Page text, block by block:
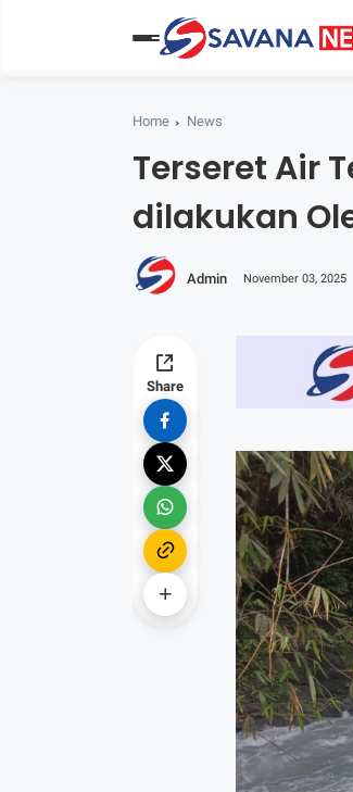
Home News
Terseret Air
dilakukan
Admin November 03, 2025
Share